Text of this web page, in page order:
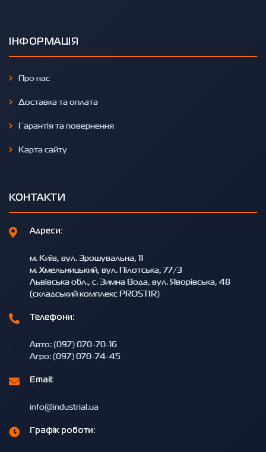
ІНФОРМАЦІЯ
Про нас
Доставка та оплата
Гарантія та повернення
Карта сайту
КОНТАКТИ
Адреси:
м. Київ, вул. Зрошувальна, 11
м. Хмельницький, вул. Пілотська, 77/3
Львівська обл., с. Зимна Вода, вул. Яворівська, 48
(складський комплекс PROSTIR)
Телефони:
Авто: (097) 070-70-16
Агро: (097) 070-74-45
Email:
info@industrial.ua
Графік роботи: